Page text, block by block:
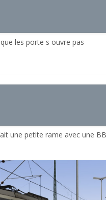
les porte s ouvre pas
une petite rame avec une